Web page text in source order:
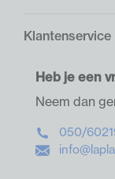
Klantenservice
Heb je een
Neem dan
050/